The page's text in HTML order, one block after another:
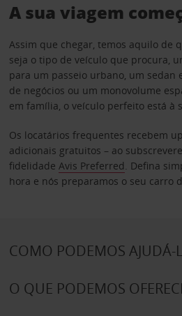
A sua viagem
Assim que chegar, temos aquilo de
seja o tipo de veículo que procura,
para um passeio urbano, um sedan
de negócios ou um monovolume
em família, o veículo perfeito está à
Os locatários frequentes recebem
adicionais gratuitos – ao
fidelidade Avis Preferred. Defina
hora e nós preparamos o seu carro
COMO PODEMOS AJUDÁ-
O QUE PODEMOS